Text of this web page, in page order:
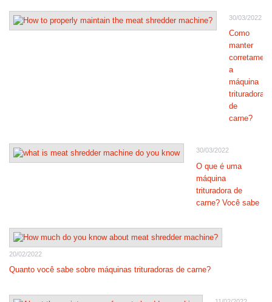
30/03/2022
Como
manter
a
máquina
trituradora
de
carne?
30/03/2022
O que é uma
máquina
trituradora de
carne? Você sabe
20/02/2022
Quanto você sabe sobre máquinas trituradoras de carne?